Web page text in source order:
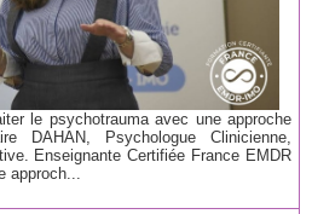
le psychotrauma avec une approche
DAHAN, Psychologue Clinicienne,
Enseignante Certifiée France EMDR
approch...